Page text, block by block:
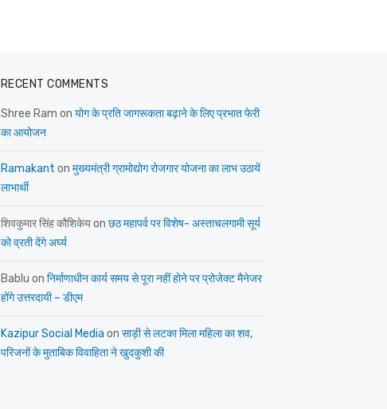
RECENT COMMENTS
Shree Ram on योग के प्रति जागरूकता बढ़ाने के लिए प्रभात फेरी
का आयोजन
Ramakant on मुख्यमंत्री ग्रामोद्योग रोजगार योजना का लाभ उठायें
लाभार्थी
शिवकुमार सिंह कौशिकेयon छठ महापर्व पर विशेष- अस्ताचलगामी सूर्य
को व्रती देंगे अर्घ्य
Bablu on निर्माणाधीन कार्य समय से पूरा नहीं होने पर प्रोजेक्ट मैनेजर
होंगे उत्तरदायी – डीएम
Kazipur Social Media on साड़ी से लटका मिला महिला का शव,
परिजनों के मुताबिक विवाहिता ने खुदकुशी की